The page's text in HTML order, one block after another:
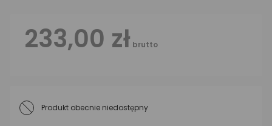
233,00 zł brutto
Produkt obecnie niedostępny